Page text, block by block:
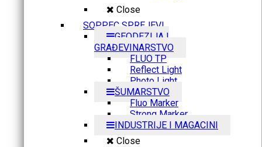
Close
SOPPEC SPREJEVI
GEODEZIJA I
GRAĐEVINARSTVO
FLUO TP
Reflect Light
Photo Light
ŠUMARSTVO
Fluo Marker
Strong Marker
INDUSTRIJE I MAGACINI
Close